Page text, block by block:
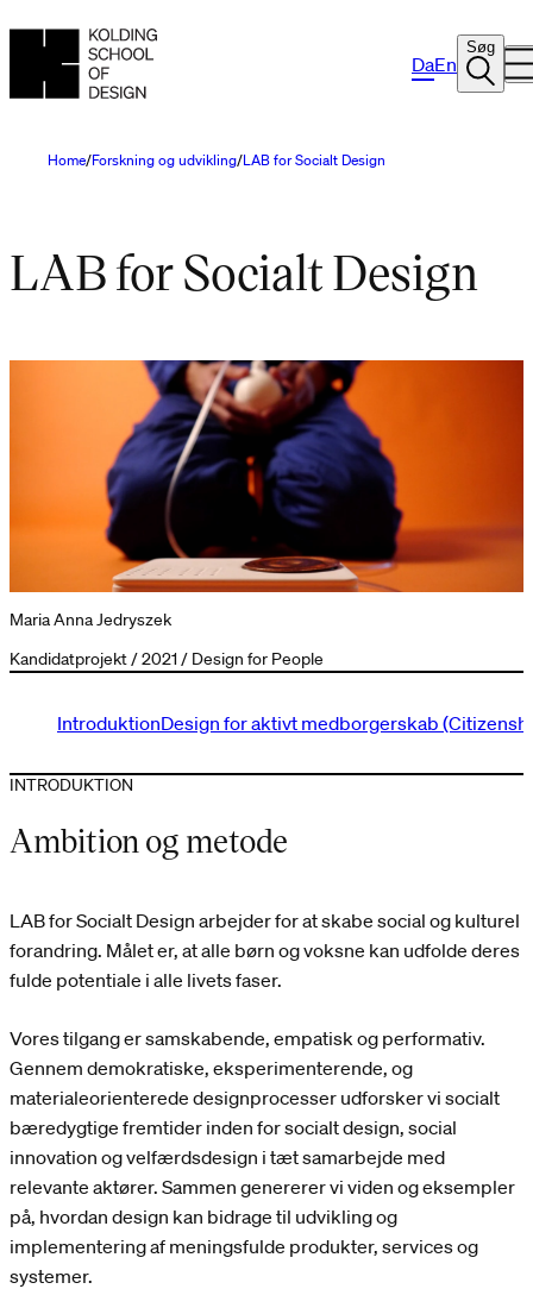
DaEn
Søg
Home Forskning og udvikling LAB for Socialt Design
LAB for Socialt Design
Maria Anna Jedryszek
Kandidatprojekt / 2021 / Design for People
IntroduktionDesign for aktivt medborgerskab
INTRODUKTION
Ambition og metode
LAB for Socialt Design arbejder for at skabe social og kulturel
forandring. Målet er, at alle børn og voksne kan udfolde deres
fulde potentiale i alle livets faser.
Vores tilgang er samskabende, empatisk og performativ.
Gennem demokratiske, eksperimenterende, og
materialeorienterede designprocesser udforsker vi socialt
bæredygtige fremtider inden for socialt design, social
innovation og velfærdsdesign i tæt samarbejde med
relevante aktører. Sammen genererer vi viden og eksempler
på, hvordan design kan bidrage til udvikling og
implementering af meningsfulde produkter, services og
systemer.